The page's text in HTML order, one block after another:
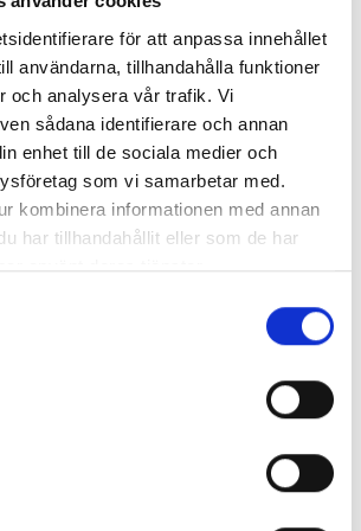
för att anpassa innehållet
användarna, tillhandahålla funktioner
och analysera vår trafik. Vi
sådana identifierare och annan
enhet till de sociala medier och
som vi samarbetar med.
kombinera informationen med annan
har tillhandahållit eller som de har
använt deras tjänster.
% + 1,6
% + 0,6
4,2 % – 0,1
% + 0,8
% + 0,8
+ 1,1
% + 1,1